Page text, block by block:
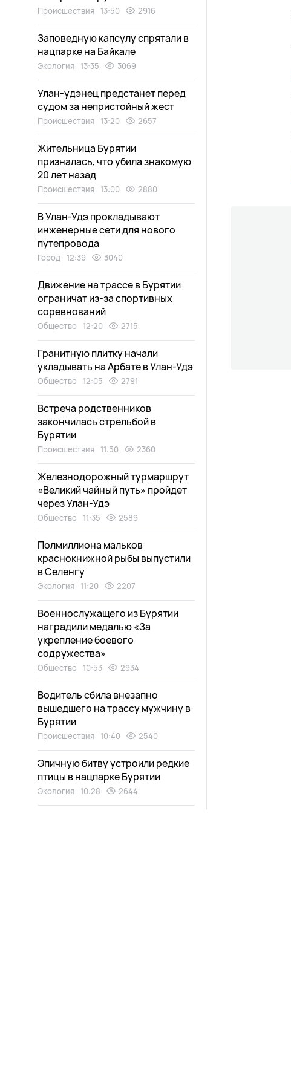
Происшествия 13:50 2916
Заповедную капсулу спрятали в
нацпарке на Байкале
Экология 13:35 3069
Улан-удэнец предстанет перед
судом за непристойный жест
Происшествия 13:20 2657
Жительница Бурятии
призналась, что убила знакомую
20 лет назад
Происшествия 13:00 2880
В Улан-Удэ прокладывают
инженерные сети для нового
путепровода
Город 12:39 3040
Движение на трассе в Бурятии
ограничат из-за спортивных
соревнований
Общество 12:20 2715
Гранитную плитку начали
укладывать на Арбате в Улан-Удэ
Общество 12:05 2791
Встреча родственников
закончилась стрельбой в
Бурятии
Происшествия 11:50 2360
Железнодорожный турмаршрут
«Великий чайный путь» пройдет
через Улан-Удэ
Общество 11:35 2589
Полмиллиона мальков
краснокнижной рыбы выпустили
в Селенгу
Экология 11:20 2207
Военнослужащего из Бурятии
наградили медалью «За
укрепление боевого
содружества»
Общество 10:53 2934
Водитель сбила внезапно
вышедшего на трассу мужчину в
Бурятии
Происшествия 10:40 2540
Эпичную битву устроили редкие
птицы в нацпарке Бурятии
Экология 10:28 2644